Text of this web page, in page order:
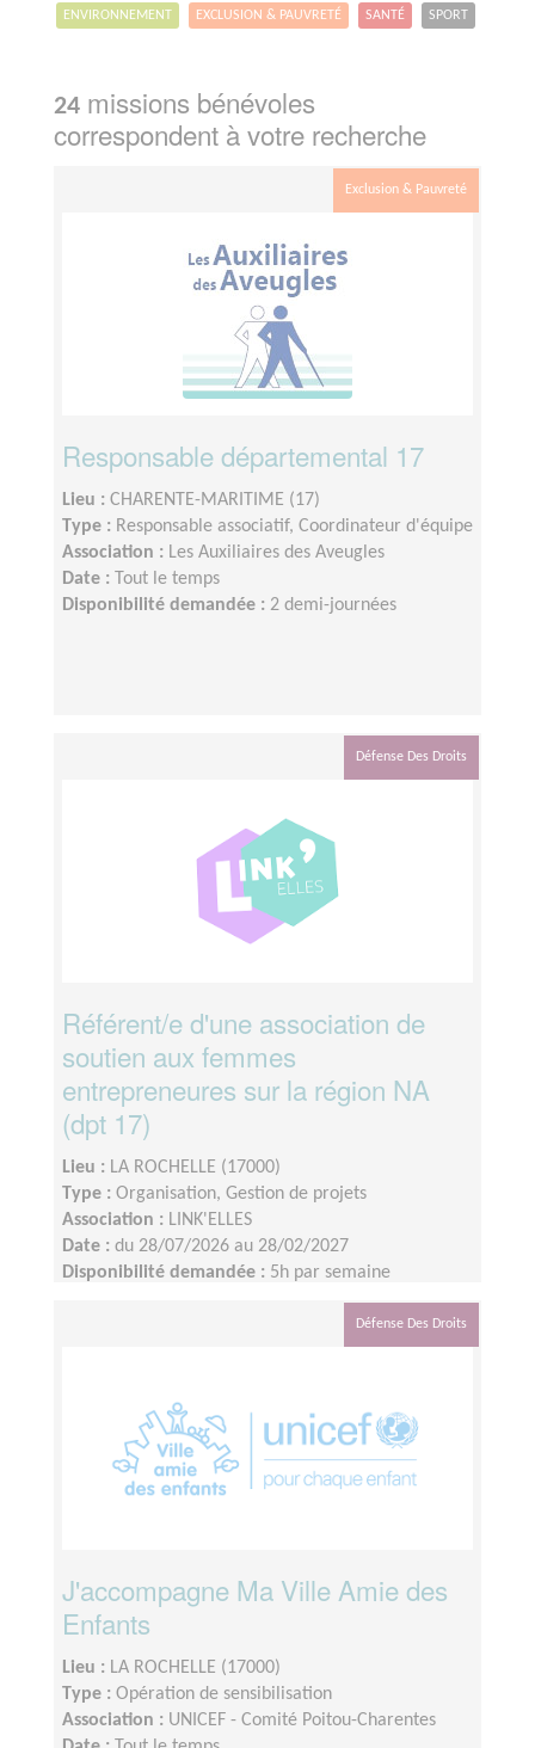
ENVIRONNEMENT EXCLUSION & PAUVRETÉ SANTÉ SPORT
24 missions bénévoles
correspondent à votre recherche
Exclusion & Pauvreté
Responsable départemental 17
Lieu : CHARENTE-MARITIME (17)
Type : Responsable associatif, Coordinateur d'équipe
Association : Les Auxiliaires des Aveugles
Date :
Tout le temps
Disponibilité demandée : 2 demi-journées
Défense Des Droits
Référent/e d'une association de
soutien aux femmes
entrepreneures sur la région NA
(dpt 17)
Lieu : LA ROCHELLE (17000)
Type : Organisation, Gestion de projets
Association : LINK'ELLES
Date : du 28/07/2026 au 28/02/2027
Disponibilité demandée : 5h par semaine
Défense Des Droits
J'accompagne Ma Ville Amie des
Enfants
Lieu : LA ROCHELLE (17000)
Type : Opération de sensibilisation
Association : UNICEF - Comité Poitou-Charentes